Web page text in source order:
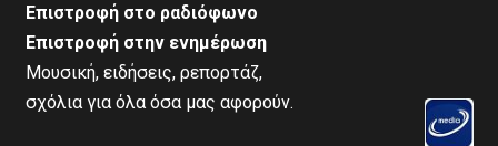
Επιστροφή στο ραδιόφωνο
Επιστροφή στην ενημέρωση
Μουσική, ειδήσεις, ρεπορτάζ,
σχόλια για όλα όσα μας αφορούν.